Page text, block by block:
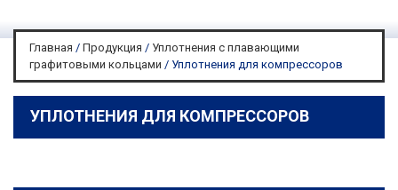
Главная / Продукция / Уплотнения с плавающими
графитовыми кольцами / Уплотнения для компрессоров
УПЛОТНЕНИЯ ДЛЯ КОМПРЕССОРОВ